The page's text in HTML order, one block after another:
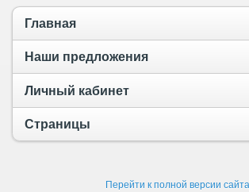
Главная
Наши предложения
Личный кабинет
Страницы
Перейти к полной версии сайта